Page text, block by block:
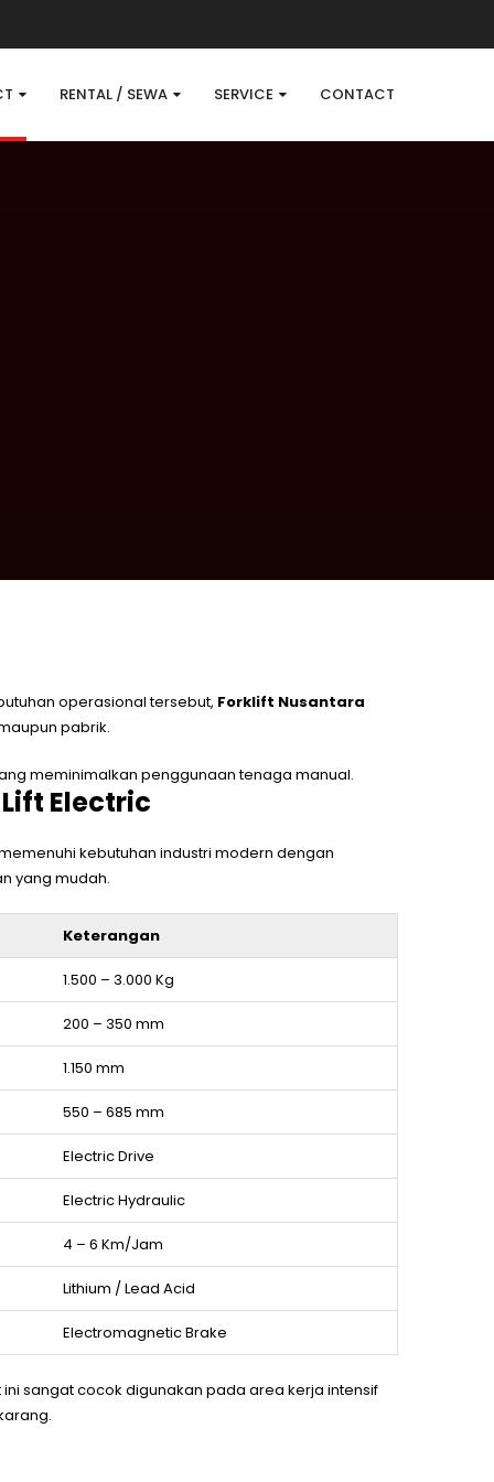
RENTAL / SEWA SERVICE CONTACT
operasional tersebut, Forklift Nusantara
pabrik.
meminimalkan penggunaan tenaga manual.
Electric
kebutuhan industri modern dengan
yang mudah.
Keterangan
1.500 – 3.000 Kg
200 – 350 mm
1.150 mm
550 – 685 mm
Electric Drive
Electric Hydraulic
4 – 6 Km/Jam
Lithium / Lead Acid
Electromagnetic Brake
sangat cocok digunakan pada area kerja intensif